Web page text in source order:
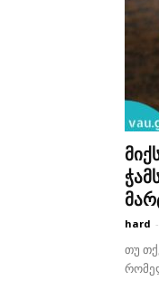
hard -
თუ